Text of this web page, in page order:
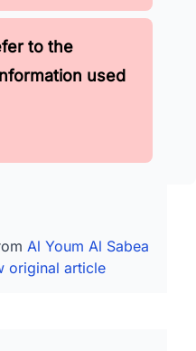
to the
used
Al Youm Al Sabea
original article